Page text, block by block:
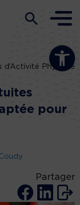
Ouvrir la
d’Activité Physique
pour
Partager